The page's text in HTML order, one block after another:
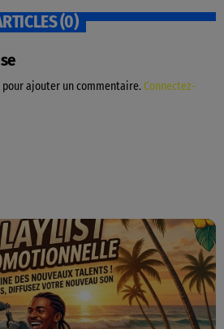
(0)
ajouter un commentaire. Connectez-